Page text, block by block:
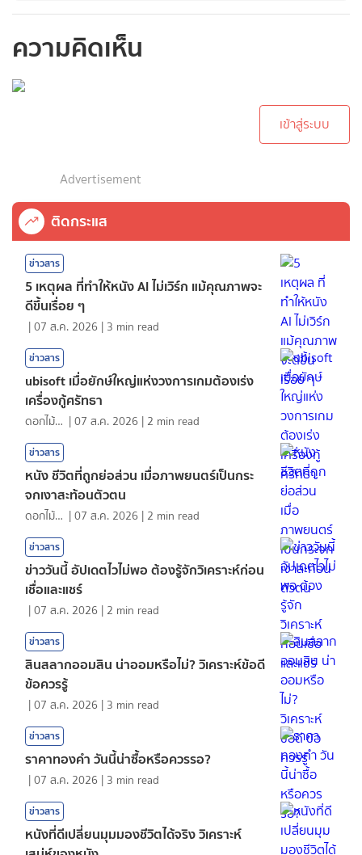
ความคิดเห็น
เข้าสู่ระบบ
Advertisement
ติดกระแส
ข่าวสาร
5 เหตุผล ที่ทำให้หนัง AI ไม่เวิร์ก แม้คุณภาพจะ
ดีขึ้นเรื่อย ๆ
|07 ส.ค. 2026 | 3 min read
ข่าวสาร
ubisoft เมื่อยักษ์ใหญ่แห่งวงการเกมต้องเร่ง
เครื่องกู้ศรัทธา
ดอกไม้กับสายน้ำ |07 ส.ค. 2026 | 2 min read
ข่าวสาร
หนัง ชีวิตที่ถูกย่อส่วน เมื่อภาพยนตร์เป็นกระ
จกเงาสะท้อนตัวตน
ดอกไม้กับสายน้ำ |07 ส.ค. 2026 | 2 min read
ข่าวสาร
ข่าววันนี้ อัปเดตไวไม่พอ ต้องรู้จักวิเคราะห์ก่อน
เชื่อและแชร์
|07 ส.ค. 2026 | 2 min read
ข่าวสาร
สินสลากออมสิน น่าออมหรือไม่? วิเคราะห์ข้อดี
ข้อควรรู้
|07 ส.ค. 2026 | 3 min read
ข่าวสาร
ราคาทองคํา วันนี้น่าซื้อหรือควรรอ?
|07 ส.ค. 2026 | 3 min read
ข่าวสาร
หนังที่ดีเปลี่ยนมุมมองชีวิตได้จริง วิเคราะห์